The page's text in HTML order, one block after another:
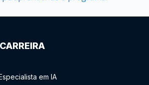
em IA